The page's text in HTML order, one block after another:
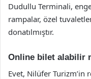
Dudullu Terminali,
rampalar, özel
donatılmıştır.
Online bilet alabilir
Evet, Nilüfer Turizm’in